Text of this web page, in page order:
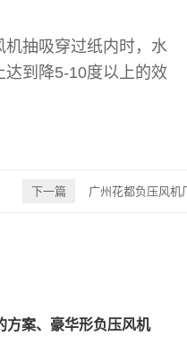
抽吸穿过纸内时，水
到降5-10度以上的效
下一篇 广州花都负压风机
方案、豪华形负压风机